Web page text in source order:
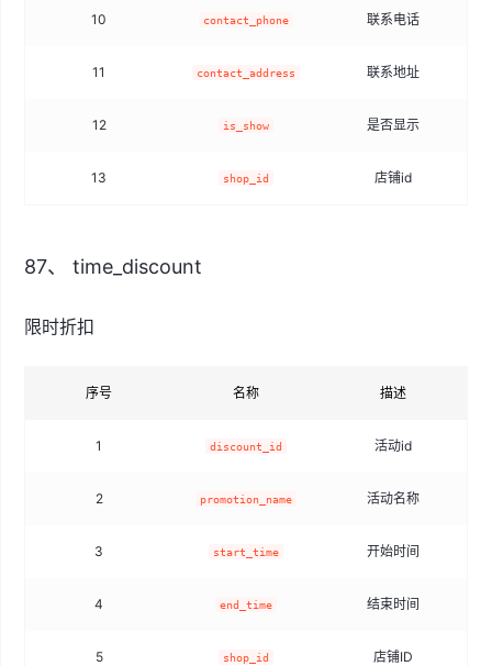
10 contact_phone 联系电话
11 contact_address 联系地址
12 is_show 是否显示
13 shop_id 店铺id
87、 time_discount
限时折扣
序号 名称 描述
1 discount_id 活动id
2 promotion_name 活动名称
3 start_time 开始时间
4 end_time 结束时间
5 shop_id 店铺ID